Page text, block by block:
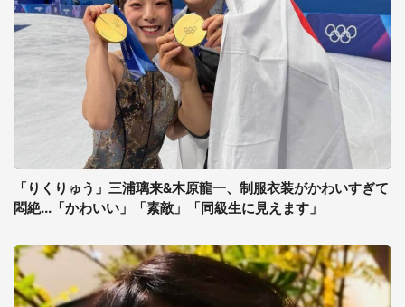
「りくりゅう」三浦璃来&木原龍一、制服衣装がかわいすぎて
悶絶...「かわいい」「素敵」「同級生に見えます」